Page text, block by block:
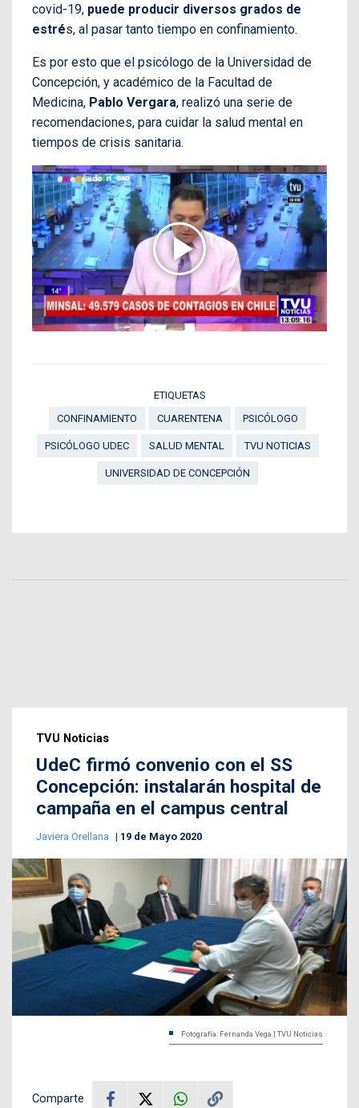
covid-19, puede producir diversos grados de
estrés, al pasar tanto tiempo en confinamiento.
Es por esto que el psicólogo de la Universidad de
Concepción, y académico de la Facultad de
Medicina, Pablo Vergara, realizó una serie de
recomendaciones, para cuidar la salud mental en
tiempos de crisis sanitaria.
ETIQUETAS
CONFINAMIENTO
CUARENTENA PSICÓLOGO
PSICÓLOGO UDEC SALUD MENTAL TVU NOTICIAS
UNIVERSIDAD DE CONCEPCIÓN
TVU Noticias
UdeC firmó convenio con el SS
Concepción: instalarán hospital de
campaña en el campus central
Javiera Orellana 19 de Mayo 2020
Fotografía: Fernanda Vega | TVU Noticias
Comparte